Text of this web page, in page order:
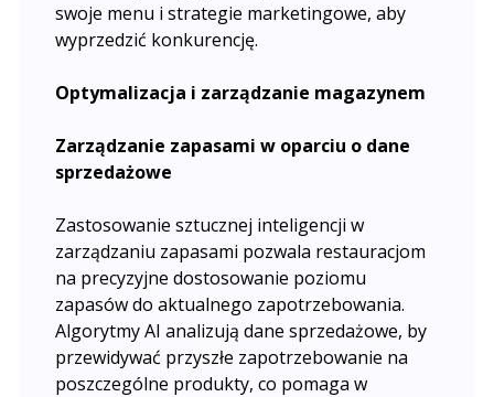
swoje menu i strategie marketingowe, aby
wyprzedzić konkurencję.
Optymalizacja i zarządzanie magazynem
Zarządzanie zapasami w oparciu o dane
sprzedażowe
Zastosowanie sztucznej inteligencji w
zarządzaniu zapasami pozwala restauracjom
na precyzyjne dostosowanie poziomu
zapasów do aktualnego zapotrzebowania.
Algorytmy AI analizują dane sprzedażowe, by
przewidywać przyszłe zapotrzebowanie na
poszczególne produkty, co pomaga w